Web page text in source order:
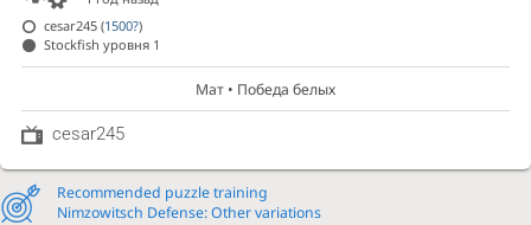
Recommended puzzle training
Nimzowitsch Defense: Other variations
cesar245(1500?)
Stockfish уровня 1
Мат • Победа белых
cesar245